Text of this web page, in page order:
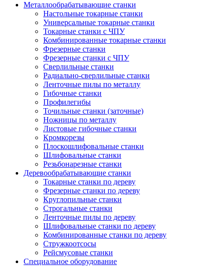
Металлообрабатывающие станки
Настольные токарные станки
Универсальные токарные станки
Токарные станки с ЧПУ
Комбинированные токарные станки
Фрезерные станки
Фрезерные станки с ЧПУ
Сверлильные станки
Радиально-сверлильные станки
Ленточные пилы по металлу
Гибочные станки
Профилегибы
Точильные станки (заточные)
Ножницы по металлу
Листовые гибочные станки
Кромкорезы
Плоскошлифовальные станки
Шлифовальные станки
Резьбонарезные станки
Деревообрабатывающие станки
Токарные станки по дереву
Фрезерные станки по дереву
Круглопильные станки
Строгальные станки
Ленточные пилы по дереву
Шлифовальные станки по дереву
Комбинированные станки по дереву
Стружкоотсосы
Рейсмусовые станки
Специальное оборудование